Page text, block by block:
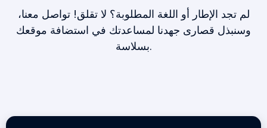
لم تجد الإطار أو اللغة المطلوبة؟ لا تقلق! تواصل معنا،
وسنبذل قصارى جهدنا لمساعدتك في استضافة موقعك
بسلاسة.